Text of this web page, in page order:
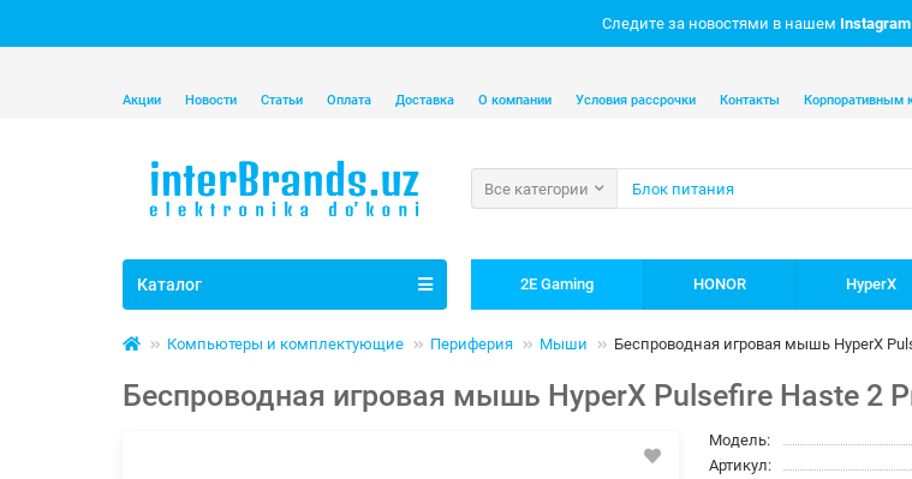
Следите за новостями в нашем Instagram
Акции Новости Статьи Оплата Доставка О компании Условия рассрочки Контакты Корпоративным
Все категории
Каталог 2E Gaming HONOR HyperX
Компьютеры и комплектующие Периферия Мыши Беспроводная игровая мышь HyperX
Беспроводная игровая мышь HyperX Pulsefire Haste 2
Модель:
Артикул: